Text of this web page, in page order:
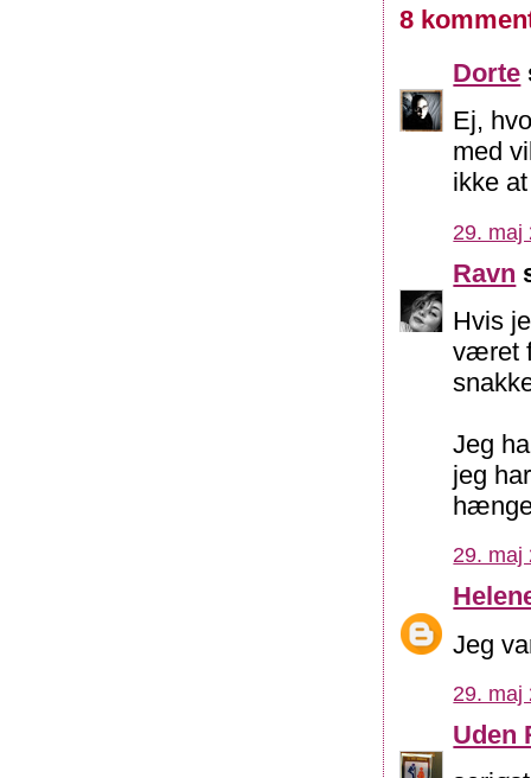
8
Dorte
Ej,
med
ikke
29. maj
Ravn
Hvis
været
Jeg
jeg
29. maj
Jeg
29. maj
Uden